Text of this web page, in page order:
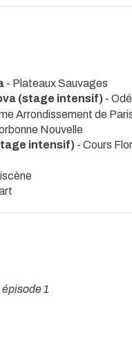
- Plateaux Sauvages
(stage intensif) -
Arrondissement de
Nouvelle
intensif) - Cours
épisode 1